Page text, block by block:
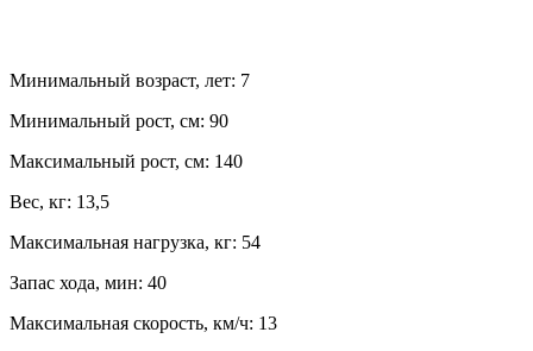
Минимальный возраст, лет: 7
Минимальный рост, см: 90
Максимальный рост, см: 140
Вес, кг: 13,5
Максимальная нагрузка, кг: 54
Запас хода, мин: 40
Максимальная скорость, км/ч: 13